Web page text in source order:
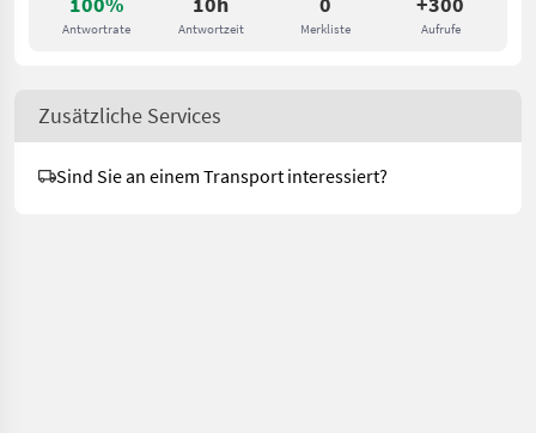
Antwortrate Antwortzeit Merkliste Aufrufe
Zusätzliche Services
Sind Sie an einem Transport interessiert?